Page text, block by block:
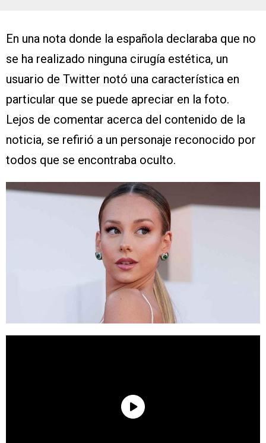
En una nota donde la española declaraba que no
se ha realizado ninguna cirugía estética, un
usuario de Twitter notó una característica en
particular que se puede apreciar en la foto.
Lejos de comentar acerca del contenido de la
noticia, se refirió a un personaje reconocido por
todos que se encontraba oculto.